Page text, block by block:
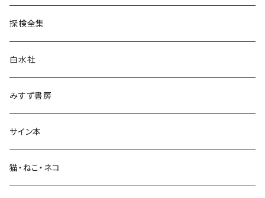
民族・風習
言語・ことば
探検全集
白水社
みすず書房
サイン本
猫・ねこ・ネコ